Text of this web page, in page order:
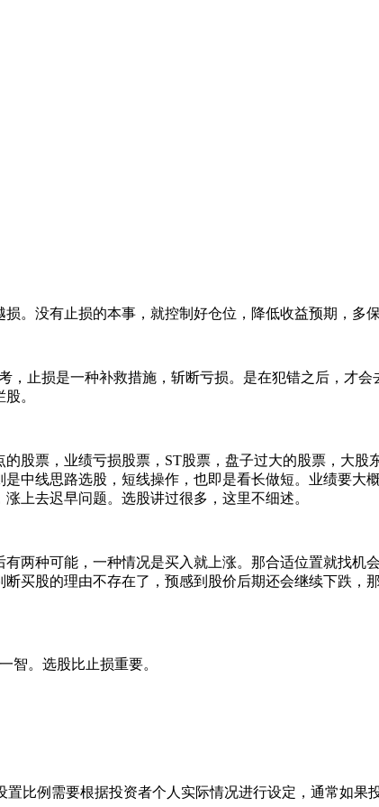
。没有止损的本事，就控制好仓位，降低收益预期，多保
止损是一种补救措施，斩断亏损。是在犯错之后，才
。
股票，业绩亏损股票，ST股票，盘子过大的股票，大股
中线思路选股，短线操作，也即是看长做短。业绩要大
上去迟早问题。选股讲过很多，这里不细述。
两种可能，一种情况是买入就上涨。那合适位置就找机
买股的理由不存在了，预感到股价后期还会继续下跌，
智。选股比止损重要。
比例需要根据投资者个人实际情况进行设定，通常如果